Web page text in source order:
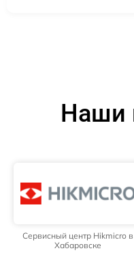
Наши
Сервисный центр Hikmicro в
Хабаровске